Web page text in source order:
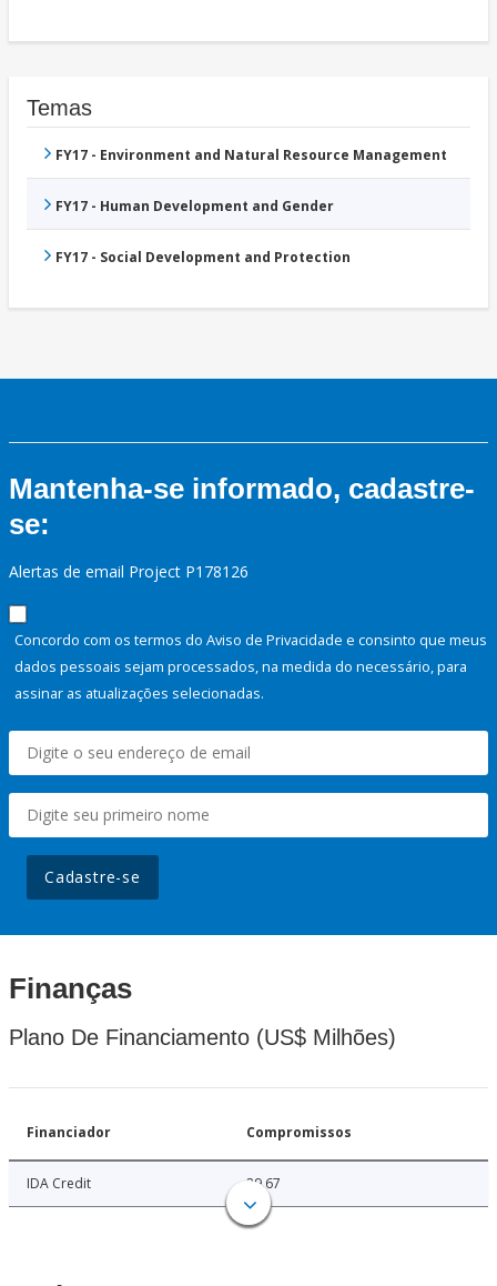
Temas
FY17 - Environment and Natural Resource Management
FY17 - Human Development and Gender
FY17 - Social Development and Protection
Mantenha-se informado, cadastre-
se:
Alertas de email Project P178126
Concordo com os termos do Aviso de Privacidade e consinto que meus
dados pessoais sejam processados, na medida do necessário, para
assinar as atualizações selecionadas.
Cadastre-se
Finanças
Plano De Financiamento (US$ Milhões)
Financiador Compromissos
IDA Credit 29.67